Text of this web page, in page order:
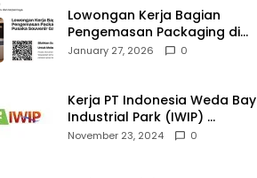
Lowongan Kerja Bagian
Pengemasan Packaging di
Pusaka Souvenir Gallery
January 27, 2026 0
Kerja PT Indonesia Weda Bay
Industrial Park (IWIP)
November 2024
November 23, 2024 0